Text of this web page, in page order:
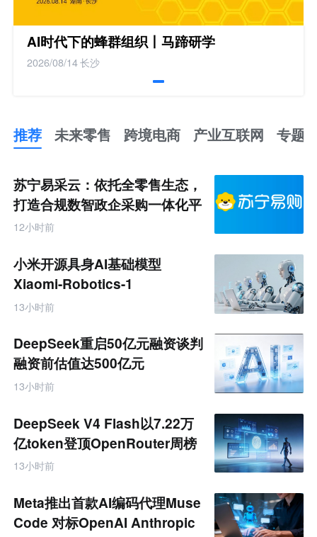
AI时代下的蜂群组织丨马蹄研学
2026/08/14长沙
推荐 未来零售 跨境电商 产业互联网 专题
未
来
零
售
跨
境
商
产
业
互
联
网
苏宁易采云：依托全零售生态，
打造合规数智政企采购一体化平
台
12小时前
小米开源具身AI基础模型
Xiaomi-Robotics-1
13小时前
DeepSeek重启50亿元融资谈判
融资前估值达500亿元
13小时前
DeepSeek V4 Flash以7.22万
亿token登顶OpenRouter周榜
13小时前
Meta推出首款AI编码代理Muse
Code 对标OpenAI Anthropic